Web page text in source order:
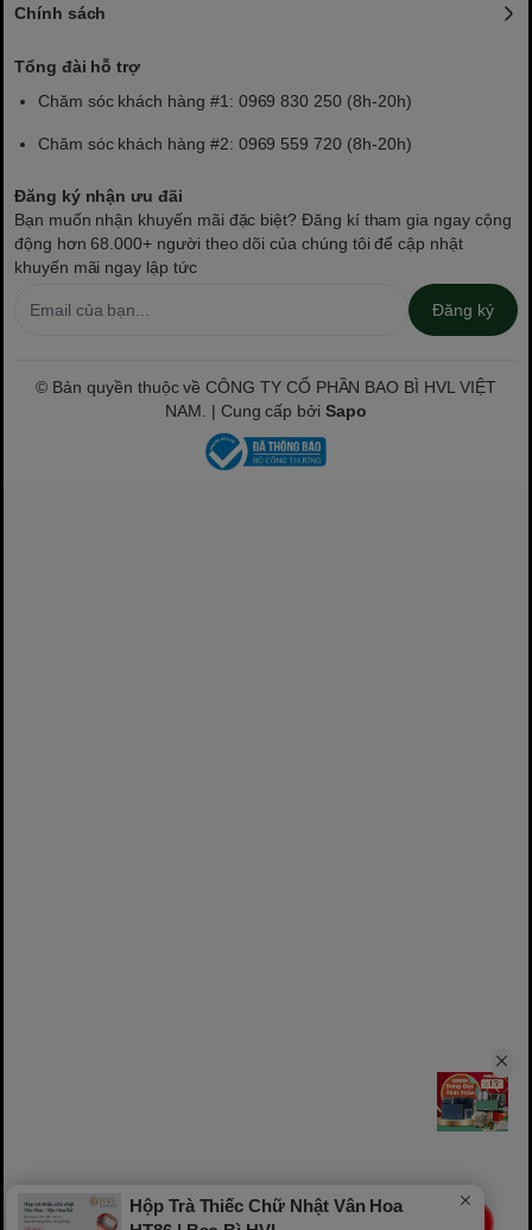
Chính sách
Tổng đài hỗ trợ
Chăm sóc khách hàng #1: 0969 830 250 (8h-20h)
Chăm sóc khách hàng #2: 0969 559 720 (8h-20h)
Đăng ký nhận ưu đãi
Bạn muốn nhận khuyến mãi đặc biệt? Đăng kí tham gia ngay cộng
động hơn 68.000+ người theo dõi của chúng tôi để cập nhật
khuyến mãi ngay lập tức
Đăng ký
© Bản quyền thuộc về CÔNG TY CỔ PHẦN BAO BÌ HVL VIỆT
NAM. | Cung cấp bởiSapo
Hộp Trà Thiếc Chữ Nhật Vân Hoa